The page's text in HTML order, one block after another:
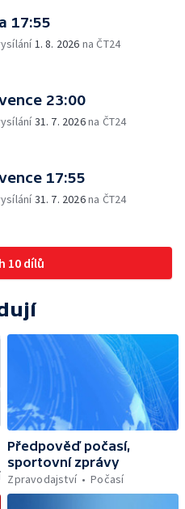
17:55
1. 8. 2026 na ČT24
23:00
31. 7. 2026na ČT24
17:55
31. 7. 2026na ČT24
10 dílů
Předpověď počasí,
sportovní zprávy
Zpravodajství
Počasí